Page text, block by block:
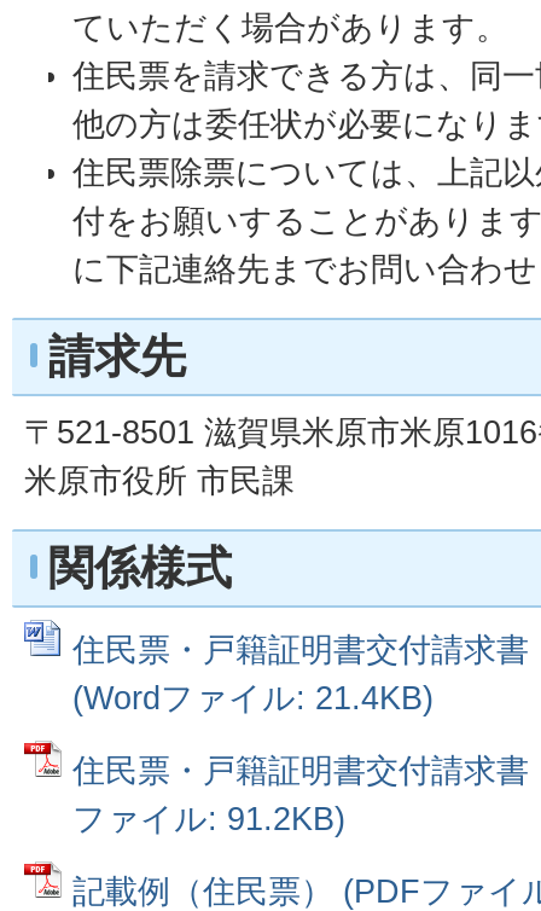
ていただく場合があります。
住民票を請求できる方は、同
他の方は委任状が必要になり
住民票除票については、上記
付をお願いすることがありま
に下記連絡先までお問い合わ
請求先
〒521-8501 滋賀県米原市米原
米原市役所 市民課
関係様式
住民票・戸籍証明書交付請求書
(Wordファイル: 21.4KB)
住民票・戸籍証明書交付請求
ファイル: 91.2KB)
記載例（住民票） (PDFファイ